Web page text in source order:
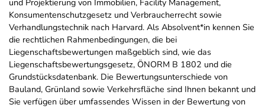
und Projektierung von Immobilien, Facility Management,
Konsumentenschutzgesetz und Verbraucherrecht sowie
Verhandlungstechnik nach Harvard. Als Absolvent*in kennen Sie
die rechtlichen Rahmenbedingungen, die bei
Liegenschaftsbewertungen maßgeblich sind, wie das
Liegenschaftsbewertungsgesetz, ÖNORM B 1802 und die
Grundstücksdatenbank. Die Bewertungsunterschiede von
Bauland, Grünland sowie Verkehrsfläche sind Ihnen bekannt und
Sie verfügen über umfassendes Wissen in der Bewertung von